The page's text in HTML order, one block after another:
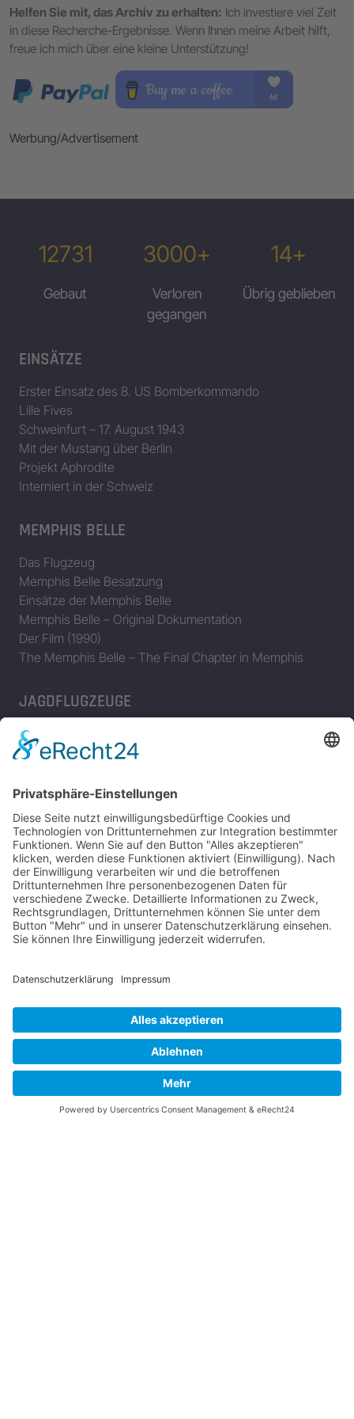
Helfen Sie mit, das Archiv zu erhalten: Ich investiere viel Zeit
in diese Recherche-Ergebnisse. Wenn Ihnen meine Arbeit hilft,
freue ich mich über eine kleine Unterstützung!
Werbung/Advertisement
12731
Gebaut
3000+
Verloren
gegangen
14+
Übrig geblieben
EINSÄTZE
Erster Einsatz des 8. US Bomberkommando
Lille Fives
Schweinfurt – 17. August 1943
Mit der Mustang über Berlin
Projekt Aphrodite
Interniert in der Schweiz
MEMPHIS BELLE
Das Flugzeug
Memphis Belle Besatzung
Einsätze der Memphis Belle
Memphis Belle – Original Dokumentation
Der Film (1990)
The Memphis Belle – The Final Chapter in Memphis
JAGDFLUGZEUGE
Bomber-Geleitschutz
Tuskeegee Airmen
Messerschmitt Bf 109
Messerschmitt Me 262
P-38 Lightning
P-47 Thunderbolt
P-51 Mustang
INFO
Kontakt
Datenschutzerklärung
B-17 Fan Store
UNTERSTÜTZEN